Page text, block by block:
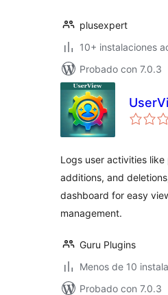
plusexpert
10+ instalaciones
Probado con 7.0.3
Logs user activities
additions, and
dashboard for easy
management.
Guru Plugins
Menos de 10
Probado con 7.0.3